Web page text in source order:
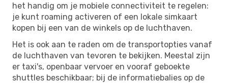
het handig om je mobiele connectiviteit te regelen:
je kunt roaming activeren of een lokale simkaart
kopen bij een van de winkels op de luchthaven.
Het is ook aan te raden om de transportopties vanaf
de luchthaven van tevoren te bekijken. Meestal zijn
er taxi's, openbaar vervoer en vooraf geboekte
shuttles beschikbaar; bij de informatiebalies op de